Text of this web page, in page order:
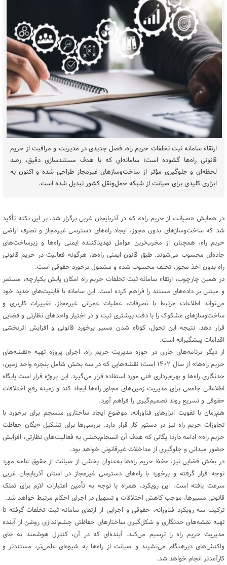
ارتقاء سامانه ثبت تخلفات حریم راه، فصل جدیدی در مدیریت و مراقبت از حریم
قانونی راه‌ها گشوده است؛ سامانه‌ای که با هدف مستندسازی دقیق، رصد
لحظه‌ای و جلوگیری مؤثر از ساخت‌وسازهای غیرمجاز طراحی شده و اکنون به
ابزاری کلیدی برای صیانت از شبکه حمل‌ونقل کشور تبدیل شده است.
در همایش «صیانت از حریم راه» که در آذربایجان غربی برگزار شد، بر این نکته تأکید
شد که ساخت‌وسازهای بدون مجوز، ایجاد راه‌های دسترسی غیرمجاز و تصرف اراضی
حریم راه، همچنان از مخرب‌ترین عوامل تهدیدکننده ایمنی راه‌ها و زیرساخت‌های
جاده‌ای محسوب می‌شوند. طبق قانون ایمنی راه‌ها، هرگونه فعالیت در حریم قانونی
راه بدون اخذ مجوز، تخلف محسوب شده و مشمول برخورد حقوقی است.
در همین چارچوب، ارتقاء سامانه ثبت تخلفات حریم راه امکان پایش یکپارچه، مستمر
و مبتنی بر داده‌های مستند را فراهم کرده است. این سامانه با قابلیت‌های جدید خود
می‌تواند اطلاعات مرتبط با تصرفات، عملیات عمرانی غیرمجاز، تغییرات کاربری و
ساخت‌وسازهای مشکوک را با دقت بیشتری ثبت و در اختیار واحدهای نظارتی و قضایی
قرار دهد. نتیجه این تحول، کوتاه شدن مسیر برخورد قانونی و افزایش اثربخشی
اقدامات پیشگیرانه است.
از دیگر برنامه‌های جاری در حوزه مدیریت حریم راه، اجرای پروژه تهیه «نقشه‌های
حریم راه‌ها» از سال ۱۴۰۲ است؛ نقشه‌هایی که در سه بخش شامل پنجره واحد زمین،
حدنگاری راه‌ها و بهره‌برداری فنی مورد استفاده قرار می‌گیرد. این پروژه قرار است پایگاه
اطلاعاتی جامعی برای مدیریت زمین‌های مجاور راه‌ها ایجاد کند و زمینه رفع اختلافات
حقوقی و تسریع روند تصمیم‌گیری را فراهم آورد.
هم‌زمان با تقویت ابزارهای فناورانه، موضوع ایجاد ساختاری منسجم برای برخورد با
تجاوزات حریم راه نیز در دستور کار قرار دارد. بررسی‌ها برای تشکیل «یگان حفاظت
حریم راه» ادامه دارد؛ یگانی که هدف آن انسجام‌بخشی به فعالیت‌های نظارتی، افزایش
حضور میدانی و جلوگیری از مداخلات غیرقانونی خواهد بود.
در بخش قضایی نیز، حفظ حریم راه‌ها به‌عنوان بخشی از صیانت از حقوق عامه مورد
توجه قرار گرفته و برخورد با راه‌های دسترسی غیرمجاز در استان آذربایجان غربی
سرعت یافته است. این رویکرد، همراه با توجه به تأمین اعتبارات لازم برای تملک
قانونی مسیرها، موجب کاهش اختلافات و تسهیل در اجرای احکام مرتبط خواهد شد.
ترکیب سه رویکرد فناورانه، حقوقی و اجرایی از ارتقای سامانه ثبت تخلفات گرفته تا
تهیه نقشه‌های حدنگاری و شکل‌گیری ساختارهای حفاظتی چشم‌اندازی روشن از آینده
مدیریت حریم راه را ترسیم می‌کند. آینده‌ای که در آن، کنترل هوشمند به جای
واکنش‌های دیرهنگام می‌نشیند و صیانت از راه‌ها به شیوه‌ای علمی‌تر، مستندتر و
کارآمدتر انجام خواهد شد.